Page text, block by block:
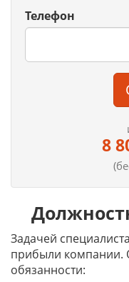
Телефон
8
Задачей
прибыли компании.
обязанности: